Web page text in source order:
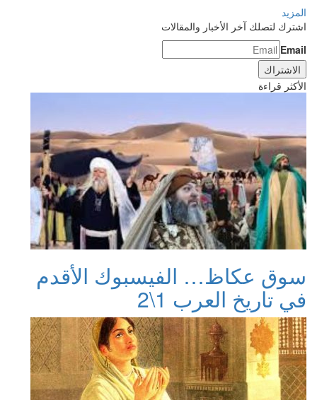
المزيد
اشترك لتصلك آخر الأخبار والمقالات
Email
الأكثر قراءة
سوق عكاظ… الفيسبوك الأقدم
في تاريخ العرب 1\2